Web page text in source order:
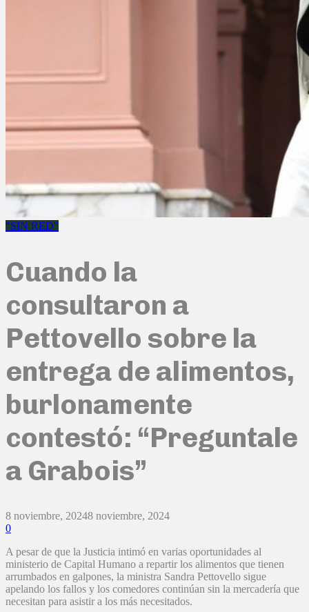
"SIN RED"
Cuando la
consultaron a
Pettovello sobre la
entrega de alimentos,
burlonamente
contestó: “Preguntale
a Grabois”
8 noviembre, 20248 noviembre, 2024
0
A pesar de que la Justicia intimó en varias oportunidades al
ministerio de Capital Humano a repartir los alimentos que tienen
arrumbados en galpones, la ministra Sandra Pettovello sigue
apelando los fallos y los comedores continúan sin la mercadería que
necesitan para asistir a los más necesitados.